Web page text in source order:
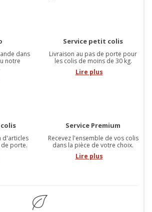
dans
notre
Service petit colis
Livraison au pas de porte pour
les colis de moins de 30 kg.
Lire plus
d'articles
porte.
Service Premium
Recevez l'ensemble de vos colis
dans la pièce de votre choix.
Lire plus